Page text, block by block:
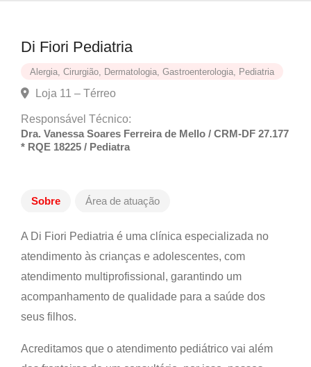
Di Fiori Pediatria
Loja 11 – Térreo
Sobre Área de atuação
A Di Fiori Pediatria é uma clínica especializada no
atendimento às crianças e adolescentes, com
atendimento multiprofissional, garantindo um
acompanhamento de qualidade para a saúde dos
seus filhos.
Acreditamos que o atendimento pediátrico vai além